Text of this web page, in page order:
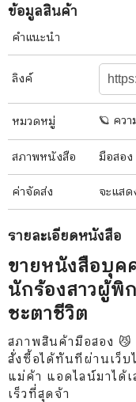
ข้อมูลสินค้า
คำแนะนำ
ลิงค์
หมวดหมู่ 🪐 คว
สภาพหนังสือ มือสอง
ค่าจัดส่ง จะแส
รายละเอียดหนังสือ
ขายหนังสือบุค
นักร้องสาวผู้พิ
ชะตาชีวิต
สภาพสินค้ามือสอง
สั่งซื้อได้ทันทีผ่านเว็
แม่ค้า แอดไลน์มาได้
เร็วที่สุดจ้า